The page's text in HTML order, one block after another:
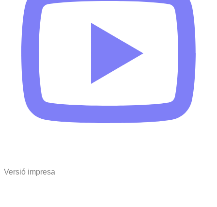
Versió impresa